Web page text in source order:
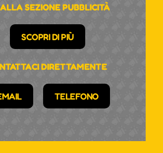
SEZIONE PUBBLICITÀ
SCOPRI DI PIÙ
DIRETTAMENTE
TELEFONO